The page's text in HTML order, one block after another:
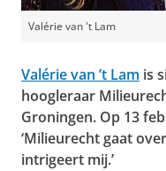
Valérie van 't Lam
Valérie van ’t Lam is
hoogleraar
Groningen. Op 13
‘Milieurecht gaat
intrigeert mij.’